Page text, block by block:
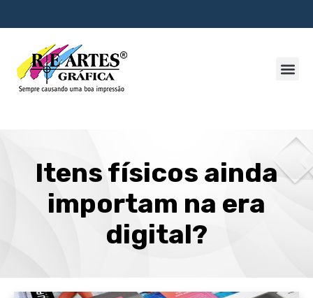
Itens físicos ainda
importam na era
digital?